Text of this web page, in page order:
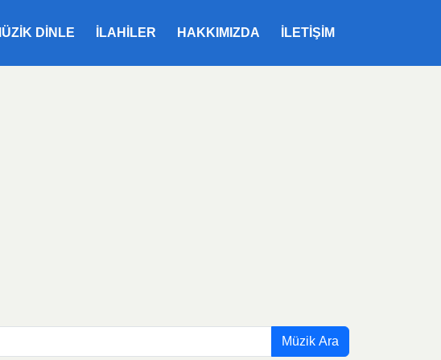
DINLE ILAHILER HAKKIMIZDA İLETIŞIM
Müzik Ara